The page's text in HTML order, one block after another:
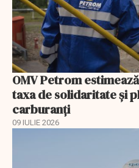
OMV Petrom
taxa de solidaritate și
carburanți
09 IULIE 2026